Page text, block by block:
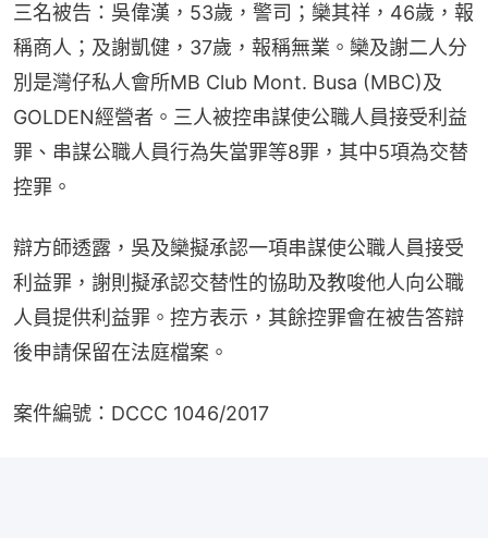
三名被告：吳偉漢，53歲，警司；欒其祥，46歲，報
稱商人；及謝凱健，37歲，報稱無業。欒及謝二人分
別是灣仔私人會所MB Club Mont. Busa (MBC)及
GOLDEN經營者。三人被控串謀使公職人員接受利益
罪、串謀公職人員行為失當罪等8罪，其中5項為交替
控罪。
辯方師透露，吳及欒擬承認一項串謀使公職人員接受
利益罪，謝則擬承認交替性的協助及教唆他人向公職
人員提供利益罪。控方表示，其餘控罪會在被告答辯
後申請保留在法庭檔案。
案件編號：DCCC 1046/2017